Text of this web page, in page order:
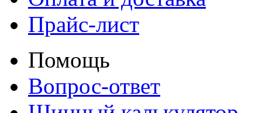
Прайс-лист
Помощь
Вопрос-ответ